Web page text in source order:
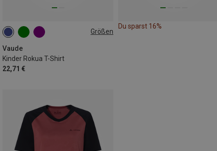
Größen
Vaude
Kinder Rokua T-Shirt
22,71 €
104 110|116
134|140
Du sparst 16%